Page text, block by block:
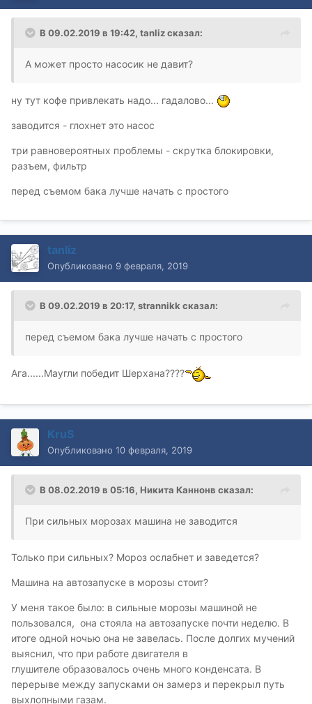
В 09.02.2019 в 19:42, tanlizсказал:
А может просто насосик не давит?
ну тут кофе привлекать надо... гадалово...
заводится - глохнет это насос
три равновероятных проблемы - скрутка блокировки,
разъем, фильтр
перед съемом бака лучше начать с простого
tanliz
Опубликовано 9 февраля, 2019
В 09.02.2019 в 20:17, strannikkсказал:
перед съемом бака лучше начать с простого
Ага......Маугли победит Шерхана????
KruS
Опубликовано 10 февраля, 2019
В 08.02.2019 в 05:16, Никита Каннонв сказал:
При сильных морозах машина не заводится
Только при сильных? Мороз ослабнет и заведется?
Машина на автозапуске в морозы стоит?
У меня такое было: в сильные морозы машиной не
пользовался, она стояла на автозапуске почти неделю. В
итоге одной ночью она не завелась. После долгих мучений
выяснил, что при работе двигателя в
глушителе образовалось очень много конденсата. В
перерыве между запусками он замерз и перекрыл путь
выхлопными газам.